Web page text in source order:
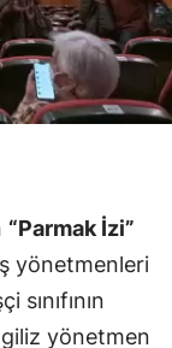
“Parmak İzi”
yönetmenleri
yönetmen